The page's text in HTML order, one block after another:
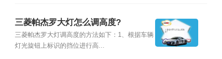
三菱帕杰罗大灯怎么调高度?
三菱帕杰罗大灯调高度的方法如下：1、根据车辆
灯光旋钮上标识的挡位进行高...